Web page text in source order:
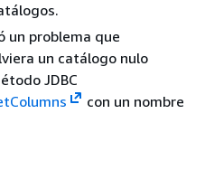
un problema que
un catálogo nulo
JDBC
con un nombre